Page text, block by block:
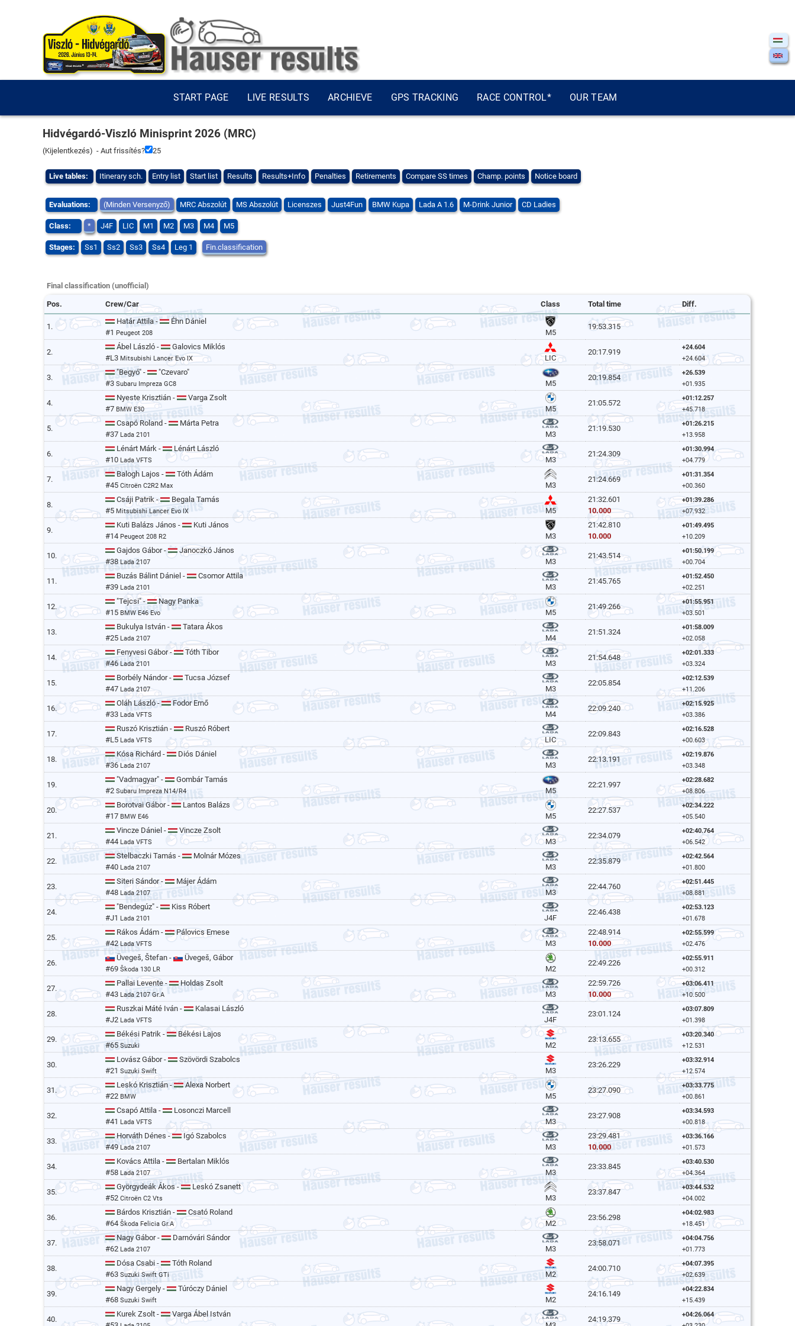
START PAGE LIVE RESULTS ARCHIEVE GPS TRACKING RACE CONTROL* OUR TEAM
Hidvégardó-Viszló Minisprint 2026 (MRC)
(Kijelentkezés) - Aut frissítés? 25
Live tables: Itinerary sch. Entry list Start list Results Results+Info Penalties Retirements Compare SS times Champ. points Notice board
Evaluations: (Minden Versenyző) MRC Abszolút MS Abszolút Licenszes Just4Fun BMW Kupa Lada A 1.6 M-Drink Junior CD Ladies
Class: * J4F LIC M1 M2 M3 M4 M5
Stages: Ss1 Ss2 Ss3 Ss4 Leg 1 Fin.classification
Final classification (unofficial)
Pos. Crew/Car Class Total time Diff.
1.
Határ Attila -
Éhn Dániel
#1 Peugeot 208 M5
19:53.315
2.
Ábel László -
Galovics Miklós
#L3 Mitsubishi Lancer Evo IX LIC
20:17.919
+24.604
+24.604
3.
"Begyó" -
"Czevaro"
#3 Subaru Impreza GC8 M5
20:19.854
+26.539
+01.935
4.
Nyeste Krisztián -
Varga Zsolt
#7 BMW E30 M5
21:05.572
+01:12.257
+45.718
5.
Csapó Roland -
Márta Petra
#37 Lada 2101 M3
21:19.530
+01:26.215
+13.958
6.
Lénárt Márk -
Lénárt László
#10 Lada VFTS M3
21:24.309
+01:30.994
+04.779
7.
Balogh Lajos -
Tóth Ádám
#45 Citroën C2R2 Max M3
21:24.669
+01:31.354
+00.360
8.
Csáji Patrik -
Begala Tamás
#5 Mitsubishi Lancer Evo IX M5
21:32.601
10.000
+01:39.286
+07.932
9.
Kuti Balázs János -
Kuti János
#14 Peugeot 208 R2 M3
21:42.810
10.000
+01:49.495
+10.209
10.
Gajdos Gábor -
Janoczkó János
#38 Lada 2107 M3
21:43.514
+01:50.199
+00.704
11.
Buzás Bálint Dániel -
Csomor Attila
#39 Lada 2101 M3
21:45.765
+01:52.450
+02.251
12.
"Tejcsi" -
Nagy Panka
#15 BMW E46 Evo M5
21:49.266
+01:55.951
+03.501
13.
Bukulya István -
Tatara Ákos
#25 Lada 2107 M4
21:51.324
+01:58.009
+02.058
14.
Fenyvesi Gábor -
Tóth Tibor
#46 Lada 2101 M3
21:54.648
+02:01.333
+03.324
15.
Borbély Nándor -
Tucsa József
#47 Lada 2107 M3
22:05.854
+02:12.539
+11.206
16.
Oláh László -
Fodor Ernő
#33 Lada VFTS M4
22:09.240
+02:15.925
+03.386
17.
Ruszó Krisztián -
Ruszó Róbert
#L5 Lada VFTS LIC
22:09.843
+02:16.528
+00.603
18.
Kósa Richárd -
Diós Dániel
#36 Lada 2107 M3
22:13.191
+02:19.876
+03.348
19.
"Vadmagyar" -
Gombár Tamás
#2 Subaru Impreza N14/R4 M5
22:21.997
+02:28.682
+08.806
20.
Borotvai Gábor -
Lantos Balázs
#17 BMW E46 M5
22:27.537
+02:34.222
+05.540
21.
Vincze Dániel -
Vincze Zsolt
#44 Lada VFTS M3
22:34.079
+02:40.764
+06.542
22.
Stelbaczki Tamás -
Molnár Mózes
#40 Lada 2107 M3
22:35.879
+02:42.564
+01.800
23.
Siteri Sándor -
Májer Ádám
#48 Lada 2107 M3
22:44.760
+02:51.445
+08.881
24.
"Bendegúz" -
Kiss Róbert
#J1 Lada 2101 J4F
22:46.438
+02:53.123
+01.678
25.
Rákos Ádám -
Pálovics Emese
#42 Lada VFTS M3
22:48.914
10.000
+02:55.599
+02.476
26.
Üvegeš, Štefan -
Üvegeš, Gábor
#69 Škoda 130 LR M2
22:49.226
+02:55.911
+00.312
27.
Pallai Levente -
Holdas Zsolt
#43 Lada 2107 Gr.A M3
22:59.726
10.000
+03:06.411
+10.500
28.
Ruszkai Máté Iván -
Kalasai László
#J2 Lada VFTS J4F
23:01.124
+03:07.809
+01.398
29.
Békési Patrik -
Békési Lajos
#65 Suzuki M2
23:13.655
+03:20.340
+12.531
30.
Lovász Gábor -
Szövördi Szabolcs
#21 Suzuki Swift M3
23:26.229
+03:32.914
+12.574
31.
Leskó Krisztián -
Alexa Norbert
#22 BMW M5
23:27.090
+03:33.775
+00.861
32.
Csapó Attila -
Losonczi Marcell
#41 Lada VFTS M3
23:27.908
+03:34.593
+00.818
33.
Horváth Dénes -
Igó Szabolcs
#49 Lada 2107 M3
23:29.481
10.000
+03:36.166
+01.573
34.
Kovács Attila -
Bertalan Miklós
#58 Lada 2107 M3
23:33.845
+03:40.530
+04.364
35.
Györgydeák Ákos -
Leskó Zsanett
#52 Citroën C2 Vts M3
23:37.847
+03:44.532
+04.002
36.
Bárdos Krisztián -
Csató Roland
#64 Škoda Felicia Gr.A M2
23:56.298
+04:02.983
+18.451
37.
Nagy Gábor -
Darnóvári Sándor
#62 Lada 2107 M3
23:58.071
+04:04.756
+01.773
38.
Dósa Csabi -
Tóth Roland
#63 Suzuki Swift GTi M2
24:00.710
+04:07.395
+02.639
39.
Nagy Gergely -
Túróczy Dániel
#68 Suzuki Swift M2
24:16.149
+04:22.834
+15.439
40.
Kurek Zsolt -
Varga Ábel István
24:19.379
+04:26.064